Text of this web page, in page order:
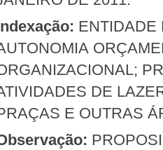
DE
E OUTRAS